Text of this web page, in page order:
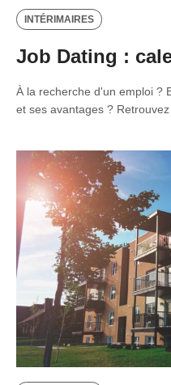
INTÉRIMAIRES
Job Dating :
À la recherche d'un emploi ?
et ses avantages ?